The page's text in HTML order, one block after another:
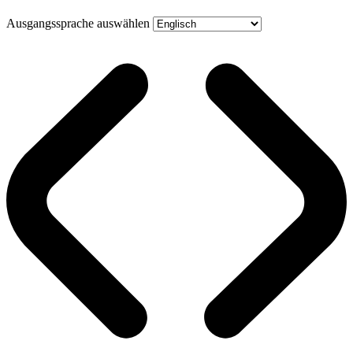
Ausgangssprache auswählen